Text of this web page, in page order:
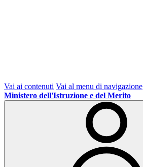
Vai ai contenuti Vai al menu di navigazione
Ministero dell'Istruzione e del Merito